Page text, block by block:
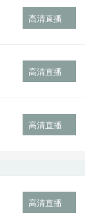
高清直播
高清直播
高清直播
高清直播